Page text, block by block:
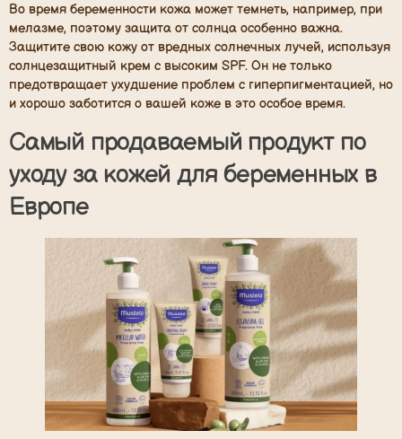
Во время беременности кожа может темнеть, например, при
мелазме, поэтому защита от солнца особенно важна.
Защитите свою кожу от вредных солнечных лучей, используя
солнцезащитный крем с высоким SPF. Он не только
предотвращает ухудшение проблем с гиперпигментацией, но
и хорошо заботится о вашей коже в это особое время.
Самый продаваемый продукт по
уходу за кожей для беременных в
Европе